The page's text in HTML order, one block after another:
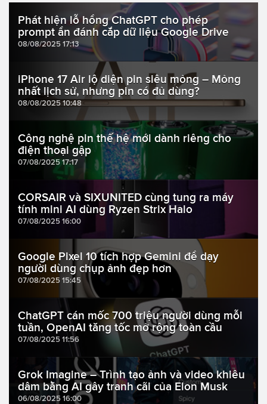
Phát hiện lỗ hổng ChatGPT cho phép
prompt ẩn đánh cắp dữ liệu Google Drive
08/08/2025 17:13
iPhone 17 Air lộ diện pin siêu mỏng – Mỏng
nhất lịch sử, nhưng pin có đủ dùng?
08/08/2025 10:48
Công nghệ pin thế hệ mới dành riêng cho
điện thoại gập
07/08/2025 17:17
CORSAIR và SIXUNITED cùng tung ra máy
tính mini AI dùng Ryzen Strix Halo
07/08/2025 16:00
Google Pixel 10 tích hợp Gemini để dạy
người dùng chụp ảnh đẹp hơn
07/08/2025 15:45
ChatGPT cán mốc 700 triệu người dùng mỗi
tuần, OpenAI tăng tốc mở rộng toàn cầu
07/08/2025 11:56
Grok Imagine – Trình tạo ảnh và video khiêu
dâm bằng AI gây tranh cãi của Elon Musk
06/08/2025 16:00